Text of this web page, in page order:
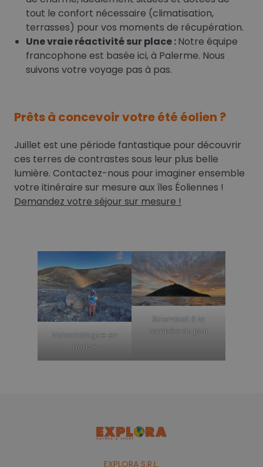
tout le confort nécessaire (climatisation,
terrasses) pour vos moments de récupération.
Une vraie réactivité sur place :Notre équipe
francophone est basée ici, à Palerme. Nous
suivons votre voyage pas à pas.
Prêts à concevoir votre été éolien ?
Juillet est une période fantastique pour découvrir
ces terres de contrastes sous leur plus belle
lumière. Contactez-nous pour imaginer ensemble
votre itinéraire sur mesure aux îles Éoliennes !
Demandez votre séjour sur mesure !
Volcanologue en
herbe
Stromboli à la
tombée du jour
EXPLORA S.R.L.